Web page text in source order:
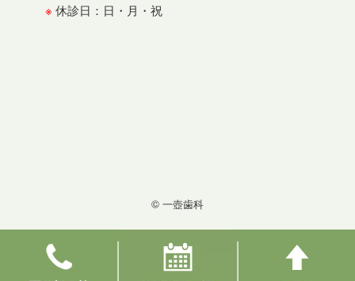
※ 休診日：日・月・祝
© 一壺歯科